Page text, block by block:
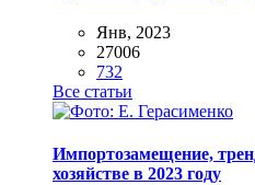
Янв, 2023
27006
732
Все статьи
Импортозамещение,
хозяйстве в 2023 году